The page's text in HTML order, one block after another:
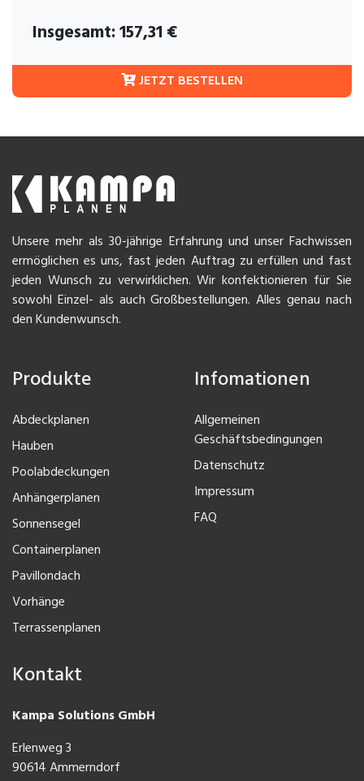
Insgesamt:157,31€
JETZT BESTELLEN
Unsere mehr als 30-jährige Erfahrung und unser Fachwissen
ermöglichen es uns, fast jeden Auftrag zu erfüllen und fast
jeden Wunsch zu verwirklichen. Wir konfektionieren für Sie
sowohl Einzel- als auch Großbestellungen. Alles genau nach
den Kundenwunsch.
Produkte
Abdeckplanen
Hauben
Poolabdeckungen
Anhängerplanen
Sonnensegel
Containerplanen
Pavillondach
Vorhänge
Terrassenplanen
Infomationen
Allgemeinen
Geschäftsbedingungen
Datenschutz
Impressum
FAQ
Kontakt
Kampa Solutions GmbH
Erlenweg 3
90614 Ammerndorf